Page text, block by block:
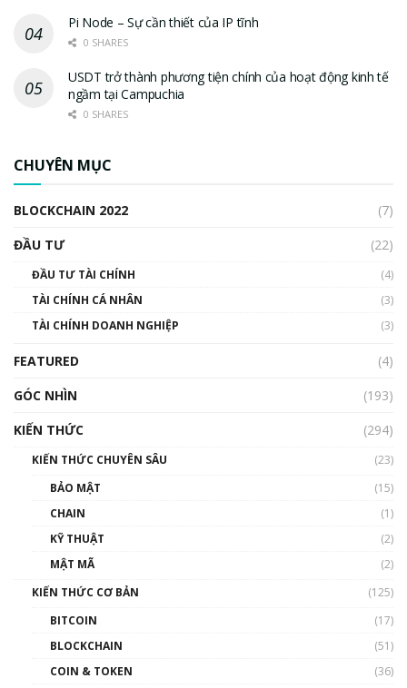
Pi Node – Sự cần thiết của IP tĩnh
0 SHARES
USDT trở thành phương tiện chính của hoạt động kinh tế
ngầm tại Campuchia
0 SHARES
CHUYÊN MỤC
BLOCKCHAIN 2022
(7)
ĐẦU TƯ
(22)
ĐẦU TƯ TÀI CHÍNH
(4)
TÀI CHÍNH CÁ NHÂN
(3)
TÀI CHÍNH DOANH NGHIỆP
(3)
FEATURED
(4)
GÓC NHÌN
(193)
KIẾN THỨC
(294)
KIẾN THỨC CHUYÊN SÂU
(23)
BẢO MẬT
(15)
CHAIN
(1)
KỸ THUẬT
(2)
MẬT MÃ
(2)
KIẾN THỨC CƠ BẢN
(125)
BITCOIN
(17)
BLOCKCHAIN
(51)
COIN & TOKEN
(36)